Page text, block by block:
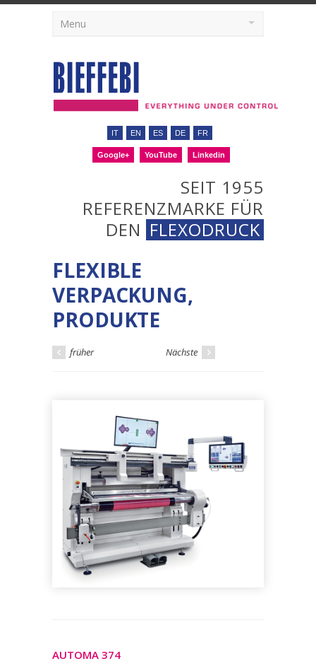
Menu
IT EN ES DE FR
Google+ YouTube Linkedin
SEIT 1955
REFERENZMARKE FÜR
DEN FLEXODRUCK
FLEXIBLE
VERPACKUNG,
PRODUKTE
früher Nächste
AUTOMA 374